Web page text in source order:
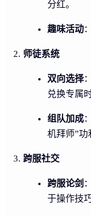
分红。
趣味活动：
师徒系统
双向选择
兑换专属
组队加成
机拜师”功
跨服社交
跨服论剑
于操作技